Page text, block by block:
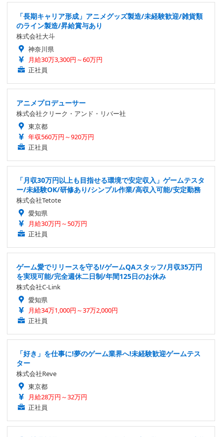
「長期キャリア形成」アニメグッズ製造/未経験歓迎/雑貨類
のライン製造/昇給賞与あり
株式会社大斗
神奈川県
月給30万3,300円～60万円
正社員
アニメプロデューサー
株式会社クリーク・アンド・リバー社
東京都
年収560万円～920万円
正社員
「月収30万円以上も目指せる環境で安定収入」ゲームテスタ
ー/未経験OK/研修あり/シンプル作業/高収入可能/安定勤務
株式会社Tetote
愛知県
月給30万円～50万円
正社員
ゲーム愛でリリースを守る!/ゲームQAスタッフ/月収35万円
を実現可能/完全週休二日制/年間125日のお休み
株式会社C-Link
愛知県
月給34万1,000円～37万2,000円
正社員
「好き」を仕事に!夢のゲーム業界へ!未経験歓迎ゲームテス
ター
株式会社Reve
東京都
月給28万円～32万円
正社員